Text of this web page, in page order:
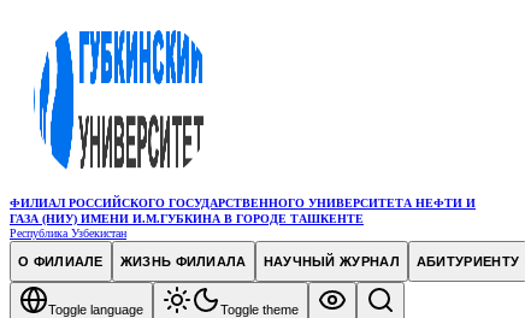
ФИЛИАЛ РОССИЙСКОГО ГОСУДАРСТВЕННОГО УНИВЕРСИТЕТА НЕФТИ И
ГАЗА (НИУ) ИМЕНИ И.М.ГУБКИНА В ГОРОДЕ ТАШКЕНТЕ
Республика Узбекистан
О ФИЛИАЛЕ ЖИЗНЬ ФИЛИАЛА НАУЧНЫЙ ЖУРНАЛ АБИТУРИЕНТУ
Toggle language Toggle theme